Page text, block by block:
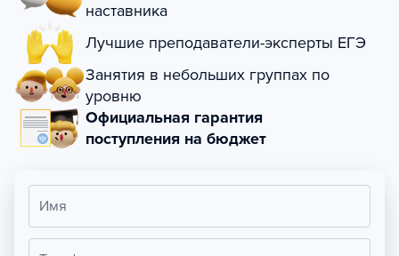
наставника
Лучшие преподаватели-эксперты ЕГЭ
Занятия в небольших группах по
уровню
Официальная гарантия
поступления на бюджет
Имя